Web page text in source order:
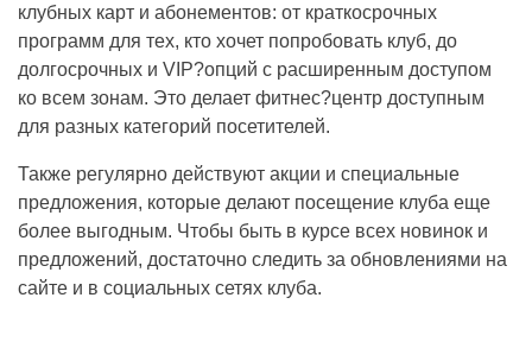
клубных карт и абонементов: от краткосрочных
программ для тех, кто хочет попробовать клуб, до
долгосрочных и VIP?опций с расширенным доступом
ко всем зонам. Это делает фитнес?центр доступным
для разных категорий посетителей.
Также регулярно действуют акции и специальные
предложения, которые делают посещение клуба еще
более выгодным. Чтобы быть в курсе всех новинок и
предложений, достаточно следить за обновлениями на
сайте и в социальных сетях клуба.